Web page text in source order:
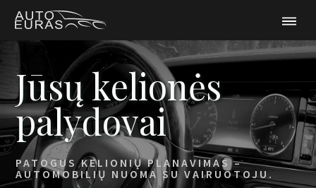
Jūsų kelionės
palydovai
PATOGUS KELIONIŲ PLANAVIMAS –
AUTOMOBILIŲ NUOMA SU VAIRUOTOJU.